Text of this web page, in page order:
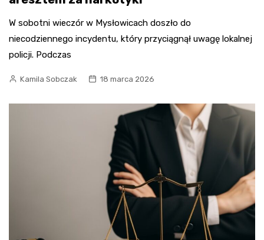
W sobotni wieczór w Mysłowicach doszło do
niecodziennego incydentu, który przyciągnął uwagę lokalnej
policji. Podczas
Kamila Sobczak 18 marca 2026